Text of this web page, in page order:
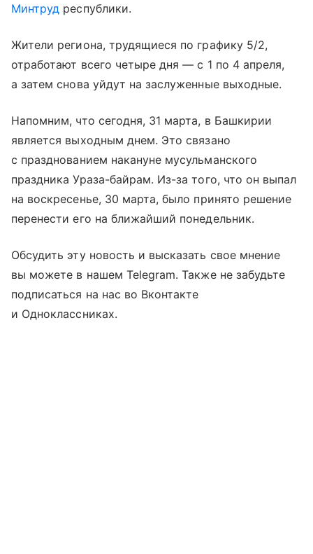
Минтруд республики.
Жители региона, трудящиеся по графику 5/2,
отработают всего четыре дня — с 1 по 4 апреля,
а затем снова уйдут на заслуженные выходные.
Напомним, что сегодня, 31 марта, в Башкирии
является выходным днем. Это связано
с празднованием накануне мусульманского
праздника Ураза-байрам. Из-за того, что он выпал
на воскресенье, 30 марта, было принято решение
перенести его на ближайший понедельник.
Обсудить эту новость и высказать свое мнение
вы можете в нашем Telegram. Также не забудьте
подписаться на нас во Вконтакте
и Одноклассниках.